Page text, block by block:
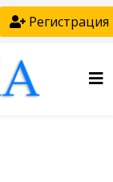
Регистрация